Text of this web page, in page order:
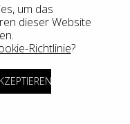
um das
dieser Website
Richtlinie?